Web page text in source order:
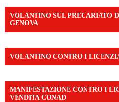
VOLANTINO SUL PRECARIATO
GENOVA
VOLANTINO CONTRO I
MANIFESTAZIONE CONTRO I
VENDITA CONAD